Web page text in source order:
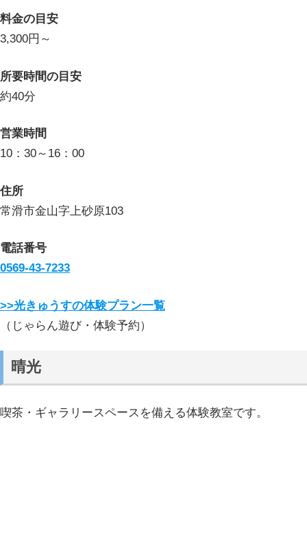
料金の目安
3,300円～
所要時間の目安
約40分
営業時間
10：30～16：00
住所
常滑市金山字上砂原103
電話番号
0569-43-7233
>>光きゅうすの体験プラン一覧
（じゃらん遊び・体験予約）
晴光
喫茶・ギャラリースペースを備える体験教室です。